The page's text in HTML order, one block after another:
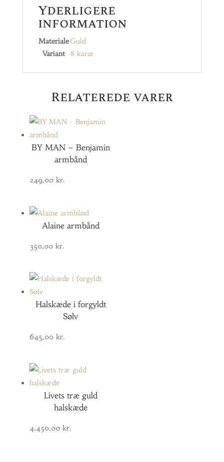
Yderligere
information
MaterialeGuld
Variant
8 karat
Relaterede varer
BY MAN – Benjamin
armbånd
249,00 kr.
Alaine armbånd
350,00 kr.
Halskæde i forgyldt
Sølv
645,00 kr.
Livets træ guld
halskæde
4.450,00 kr.